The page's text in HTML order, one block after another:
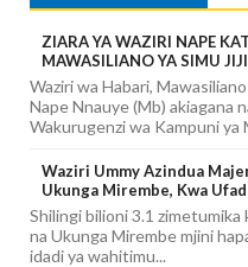
ZIARA YA WAZIRI NAPE
MAWASILIANO YA SIMU
Waziri wa Habari,
Nape Nnauye (Mb) akiagana
Wakurugenzi wa Kampuni ya
Waziri Ummy Azindua
Ukunga Mirembe, Kwa
Shilingi bilioni 3.1
na Ukunga Mirembe mjini
idadi ya wahitimu...